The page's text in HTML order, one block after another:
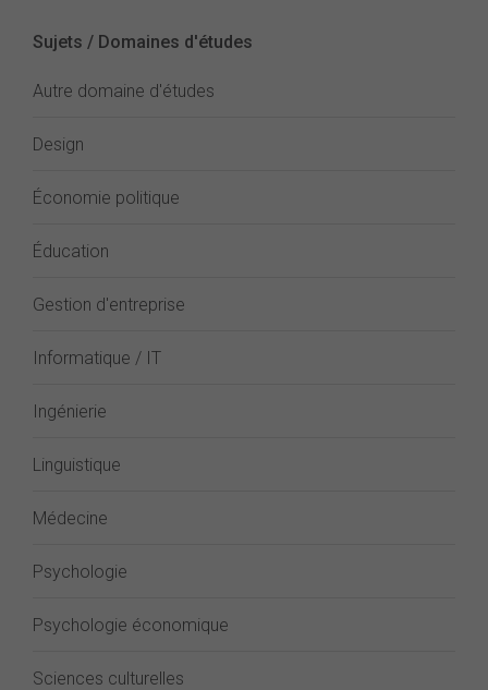
Sujets / Domaines d'études
Autre domaine d'études
Design
Économie politique
Éducation
Gestion d'entreprise
Informatique / IT
Ingénierie
Linguistique
Médecine
Psychologie
Psychologie économique
Sciences culturelles